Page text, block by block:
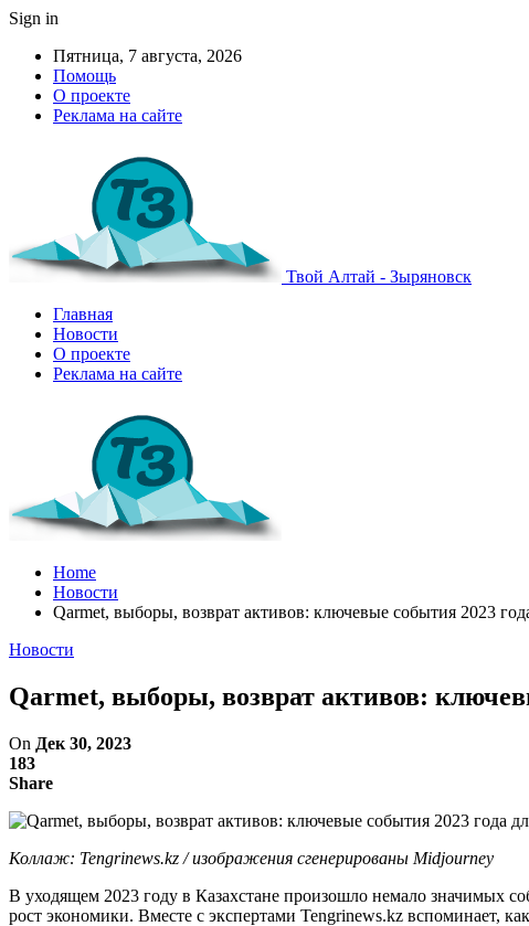
Sign in
Пятница, 7 августа, 2026
Помощь
О проекте
Реклама на сайте
Твой Алтай - Зыряновск
Главная
Новости
О проекте
Реклама на сайте
Home
Новости
Qarmet, выборы, возврат активов: ключевые события 2023
Новости
Qarmet, выборы, возврат активов:
On Дек 30, 2023
183
Share
Коллаж: Tengrinews.kz / изображения сгенерированы Midjourney
В уходящем 2023 году в Казахстане произошло немало значимых
рост экономики. Вместе с экспертами Tengrinews.kz вспоминает,